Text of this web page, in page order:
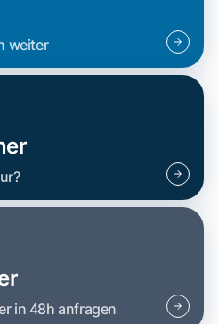
weiter
in 48h anfragen